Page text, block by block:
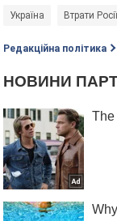
Україна Втрати
Редакційна політика